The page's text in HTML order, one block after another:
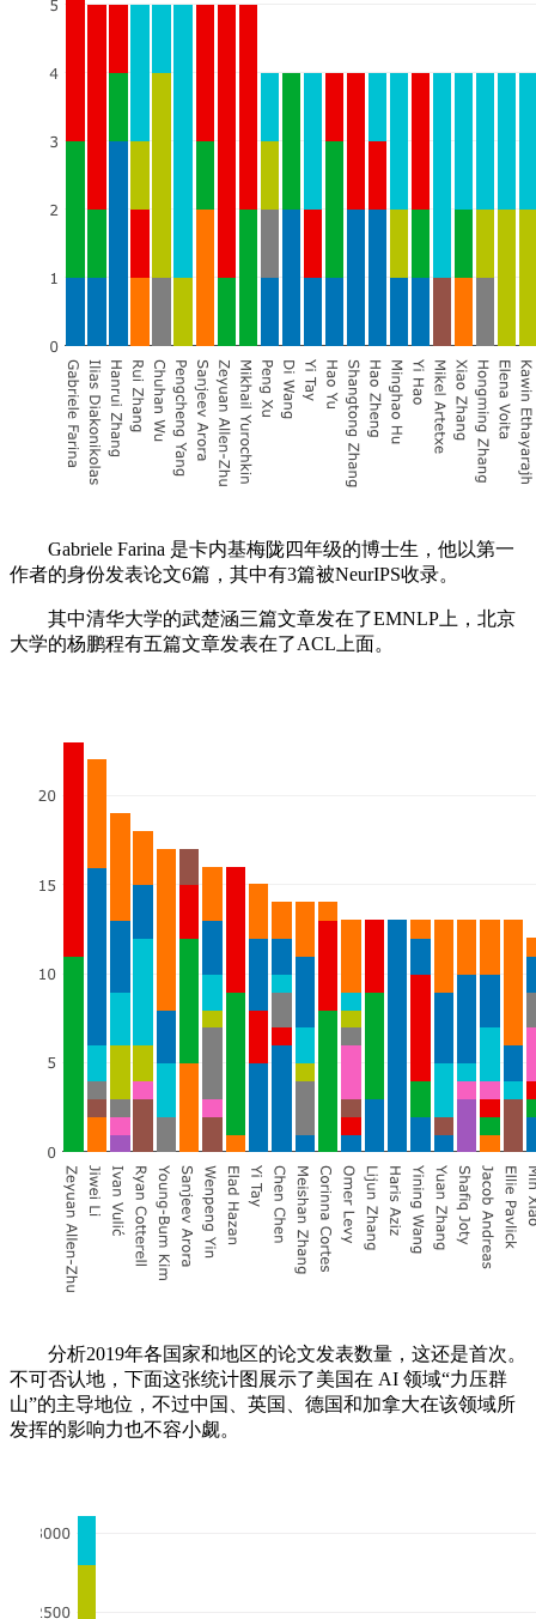
Gabriele Farina 是卡内基梅陇四年级的博士生，他以第一
作者的身份发表论文6篇，其中有3篇被NeurIPS收录。
其中清华大学的武楚涵三篇文章发在了EMNLP上，北京
大学的杨鹏程有五篇文章发表在了ACL上面。
分析2019年各国家和地区的论文发表数量，这还是首次。
不可否认地，下面这张统计图展示了美国在 AI 领域“力压群
山”的主导地位，不过中国、英国、德国和加拿大在该领域所
发挥的影响力也不容小觑。